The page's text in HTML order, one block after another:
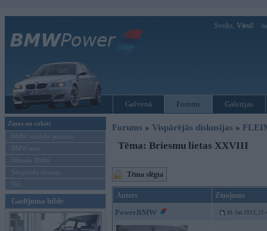
Sveiks, Viesi!
Galvenā Forums Galerijas
Ziņas un raksti
BMW modeļu jaunumi
BMW testi
Mēneša BMW
Sērijveida tūnings
Vel...
Gadījuma bilde
Forums » Vispārējās diskusijas »
Tēma: Briesmu lietas XXVIII
Tēma slēgta
Autors Ziņojums
PowerBMW 30. Jan 2013,